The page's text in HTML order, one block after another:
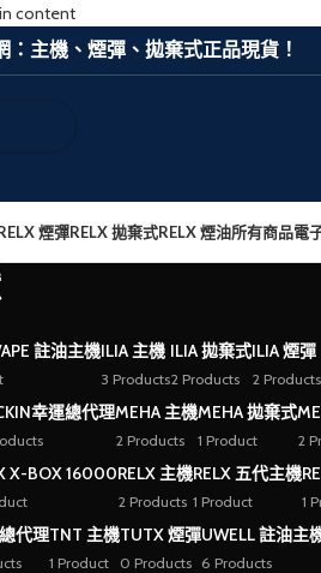
content
主機、煙彈、拋棄式正品現貨！
煙彈RELX 拋棄式RELX 煙油所有商品電
註油主機ILIA 主機
3 Products
ILIA 拋棄式
2 Products
ILIA 煙彈
2 Products
幸運總代理MEHA 主機
2 Products
MEHA 拋棄式
1 Product 2
X-BOX 16000RELX 主機
2 Products
RELX 五代主機
1 Product 1
代理TNT 主機
1 Product
TUTX 煙彈
0 Products
UWELL 註油主
6 Products